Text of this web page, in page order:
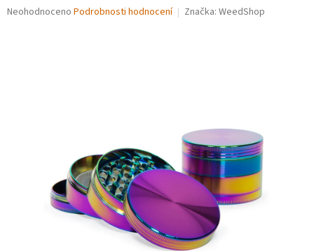
Průměrné
Neohodnoceno Podrobnosti hodnocení Značka: WeedShop